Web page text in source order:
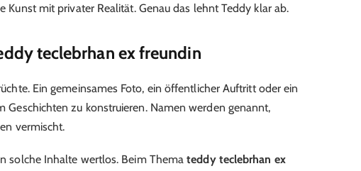
Kunst mit privater Realität. Genau das lehnt Teddy klar ab.
teclebrhan ex freundin
Ein gemeinsames Foto, ein öffentlicher Auftritt oder ein
Geschichten zu konstruieren. Namen werden genannt,
vermischt.
solche Inhalte wertlos. Beim Themateddy teclebrhan ex